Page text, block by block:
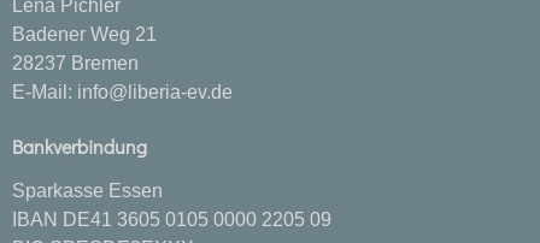
Lena Pichler
Badener Weg 21
28237 Bremen
E-Mail: info@liberia-ev.de
Bankverbindung
Sparkasse Essen
IBAN DE41 3605 0105 0000 2205 09